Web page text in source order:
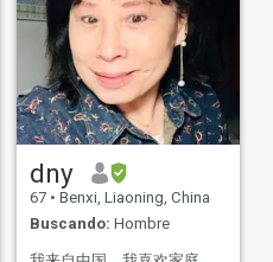
dny
67 • Benxi, Liaoning, China
Buscando: Hombre